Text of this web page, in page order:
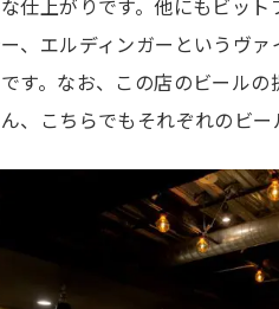
仕上がりです。他にもビッ
、エルディンガーというヴ
す。なお、この店のビール
、こちらでもそれぞれのビー